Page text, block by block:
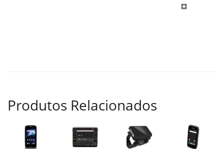
local_hospital
Produtos Relacionados